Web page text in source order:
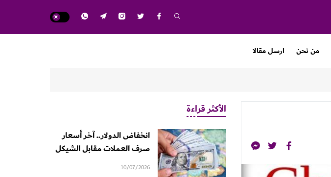
من نحن ارسل مقالا
الأكثر قراءة
انخفاض الدولار.. آخر أسعار
صرف العملات مقابل الشيكل
10/07/2026